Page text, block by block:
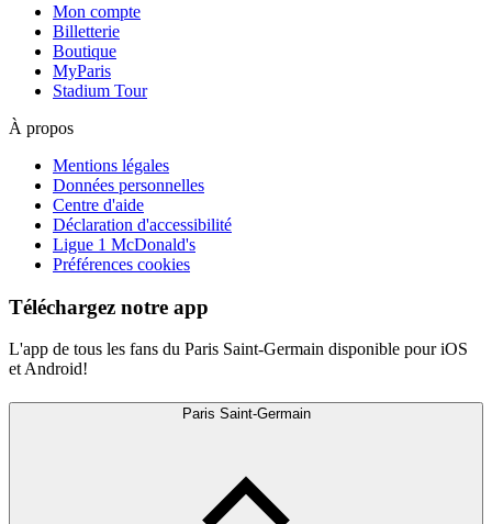
Mon compte
Billetterie
Boutique
MyParis
Stadium Tour
À propos
Mentions légales
Données personnelles
Centre d'aide
Déclaration d'accessibilité
Ligue 1 McDonald's
Préférences cookies
Téléchargez notre app
L'app de tous les fans du Paris Saint-Germain disponible pour iOS
et Android!
Paris Saint-Germain